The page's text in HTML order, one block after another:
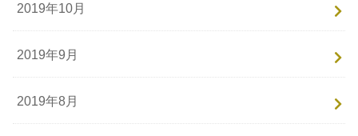
2019年10月
2019年9月
2019年8月